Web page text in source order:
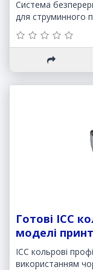
Система
для струминного
Готові ICC
моделі
ICC кольрові
використанням